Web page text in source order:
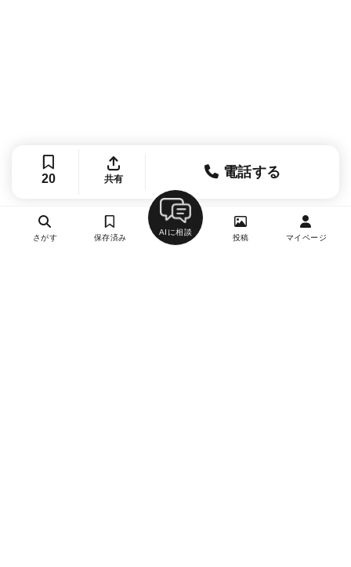
20 共有 電話する
さがす 保存済み
AIに相談
投稿 マイページ